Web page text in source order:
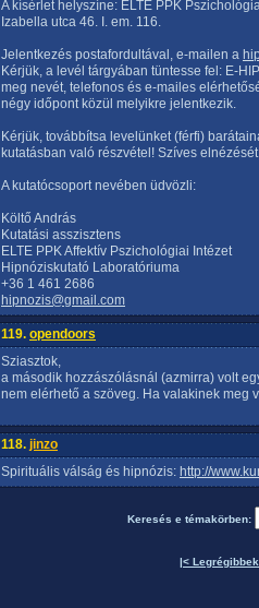
A kísérlet helyszíne: ELTE PPK
Izabella utca 46. I. em. 116.
Jelentkezés postafordultával, e-mailen a
Kérjük, a levél tárgyában tüntesse fel: E-
meg nevét, telefonos és e-mailes
négy időpont közül melyikre jelentkezik.
Kérjük, továbbítsa levelünket (férfi)
kutatásban való részvétel! Szíves
A kutatócsoport nevében üdvözli:
Költő András
Kutatási asszisztens
ELTE PPK Affektív Pszichológiai Intézet
Hipnóziskutató Laboratóriuma
+36 1 461 2686
hipnozis@gmail.com
119. opendoors
Sziasztok,
a második hozzászólásnál (azmirra) volt
nem elérhető a szöveg. Ha valakinek meg
118. jinzo
Spirituális válság és hipnózis: http://
Keresés e témakörben:
|< Legrégibbek